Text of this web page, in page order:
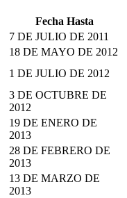
Fecha Hasta
7 DE JULIO DE 2011
18 DE MAYO DE 2012
1 DE JULIO DE 2012
3 DE OCTUBRE DE
2012
19 DE ENERO DE
2013
28 DE FEBRERO DE
2013
13 DE MARZO DE
2013